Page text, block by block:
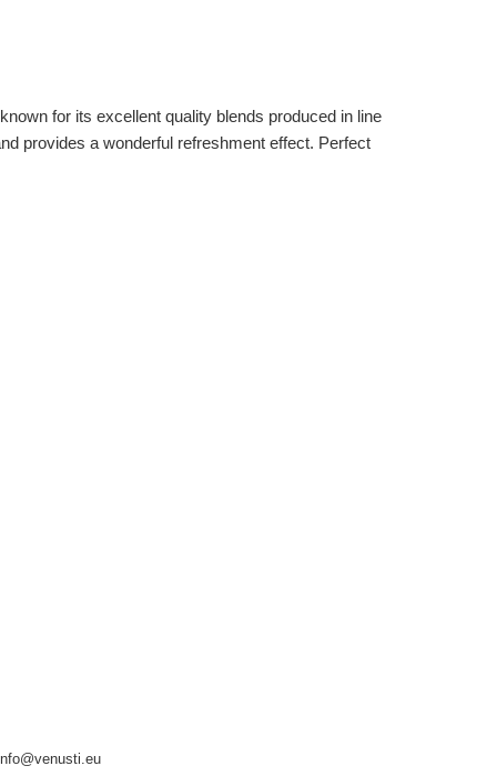
for its excellent quality blends produced in line
provides a wonderful refreshment effect. Perfect